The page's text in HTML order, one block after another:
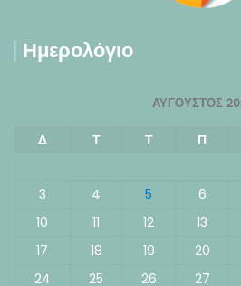
Ημερολόγιο
ΑΎΓΟΥΣΤΟΣ
Δ Τ Τ Π
3
4 5 6
10
11 12 13
17
18 19 20
24
25 26 27